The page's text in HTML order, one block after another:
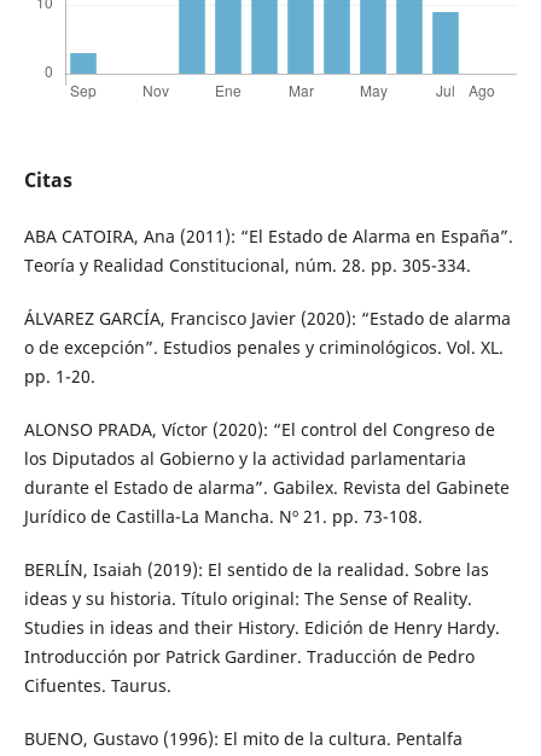
Citas
ABA CATOIRA, Ana (2011): “El Estado de Alarma en España”.
Teoría y Realidad Constitucional, núm. 28. pp. 305-334.
ÁLVAREZ GARCÍA, Francisco Javier (2020): “Estado de alarma
o de excepción”. Estudios penales y criminológicos. Vol. XL.
pp. 1-20.
ALONSO PRADA, Víctor (2020): “El control del Congreso de
los Diputados al Gobierno y la actividad parlamentaria
durante el Estado de alarma”. Gabilex. Revista del Gabinete
Jurídico de Castilla-La Mancha. Nº 21. pp. 73-108.
BERLÍN, Isaiah (2019): El sentido de la realidad. Sobre las
ideas y su historia. Título original: The Sense of Reality.
Studies in ideas and their History. Edición de Henry Hardy.
Introducción por Patrick Gardiner. Traducción de Pedro
Cifuentes. Taurus.
BUENO, Gustavo (1996): El mito de la cultura. Pentalfa